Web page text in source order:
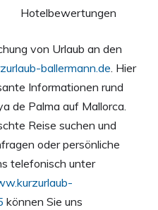
Hotelbewertungen
von Urlaub an den
ballermann.de. Hier
Informationen rund
de Palma auf Mallorca.
Reise suchen und
oder persönliche
telefonisch unter
können Sie uns